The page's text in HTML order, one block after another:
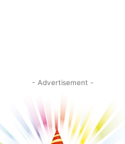
- Advertisement -